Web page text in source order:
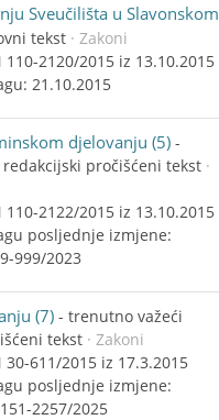
Sveučilišta u Slavonskom
tekst · Zakoni
110-2120/2015 iz 13.10.2015
21.10.2015
djelovanju (5) -
pročišćeni tekst ·
110-2122/2015 iz 13.10.2015
posljednje izmjene:
999/2023
(7) - trenutno važeći
tekst · Zakoni
30-611/2015 iz 17.3.2015
posljednje izmjene:
2257/2025